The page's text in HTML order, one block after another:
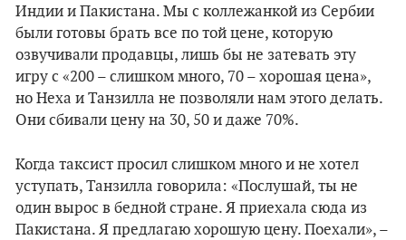
Индии и Пакистана. Мы с коллежанкой из Сербии
были готовы брать все по той цене, которую
озвучивали продавцы, лишь бы не затевать эту
игру с «200 – слишком много, 70 – хорошая цена»,
но Неха и Танзилла не позволяли нам этого делать.
Они сбивали цену на 30, 50 и даже 70%.
Когда таксист просил слишком много и не хотел
уступать, Танзилла говорила: «Послушай, ты не
один вырос в бедной стране. Я приехала сюда из
Пакистана. Я предлагаю хорошую цену. Поехали», –